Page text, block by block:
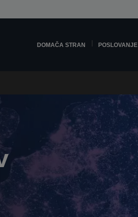
DOMAČA STRAN POSLOVANJE